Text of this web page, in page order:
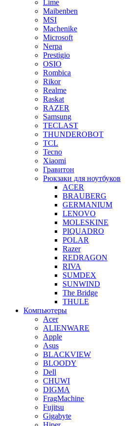
Lime
Maibenben
MSI
Machenike
Microsoft
Nerpa
Prestigio
OSIO
Rombica
Rikor
Realme
Raskat
RAZER
Samsung
TECLAST
THUNDEROBOT
TCL
Tecno
Xiaomi
Гравитон
Рюкзаки для ноутбуков
ACER
BRAUBERG
GERMANIUM
LENOVO
MOLESKINE
PIQUADRO
POLAR
Razer
REDRAGON
RIVA
SUMDEX
SUNWIND
The Bridge
THULE
Компьютеры
Acer
ALIENWARE
Apple
Asus
BLACKVIEW
BLOODY
Dell
CHUWI
DIGMA
FragMachine
Fujitsu
Gigabyte